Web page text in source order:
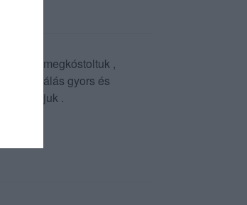
, megkóstoltuk ,
kiszolgálás gyors és
hozzájuk .